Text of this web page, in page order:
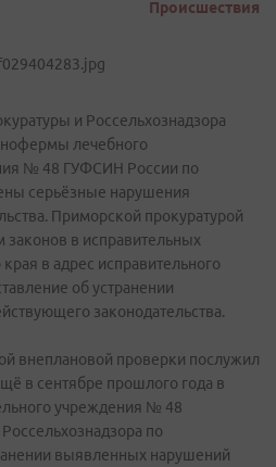
Происшествия
и Россельхознадзора
лечебного
№ 48 ГУФСИН России по
серьёзные нарушения
Приморской прокуратурой
законов в исправительных
в адрес исправительного
об устранении
законодательства.
внеплановой проверки послужил
в сентябре прошлого года в
учреждения № 48
по
выявленных нарушений